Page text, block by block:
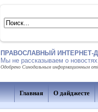
ПРАВОСЛАВНЫЙ ИНТЕРНЕТ-
Мы не рассказываем о
Одобрено Синодальным информационным
Главная О дайджесте